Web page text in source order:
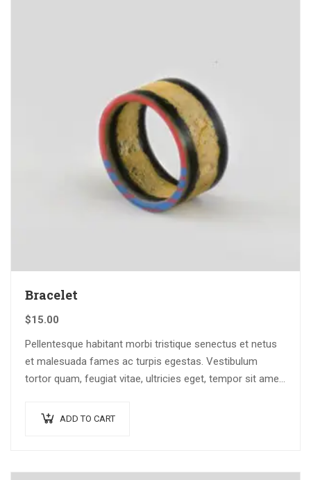
Bracelet
$15.00
Pellentesque habitant morbi tristique senectus et netus
et malesuada fames ac turpis egestas. Vestibulum
tortor quam, feugiat vitae, ultricies eget, tempor sit amet,
ADD TO CART